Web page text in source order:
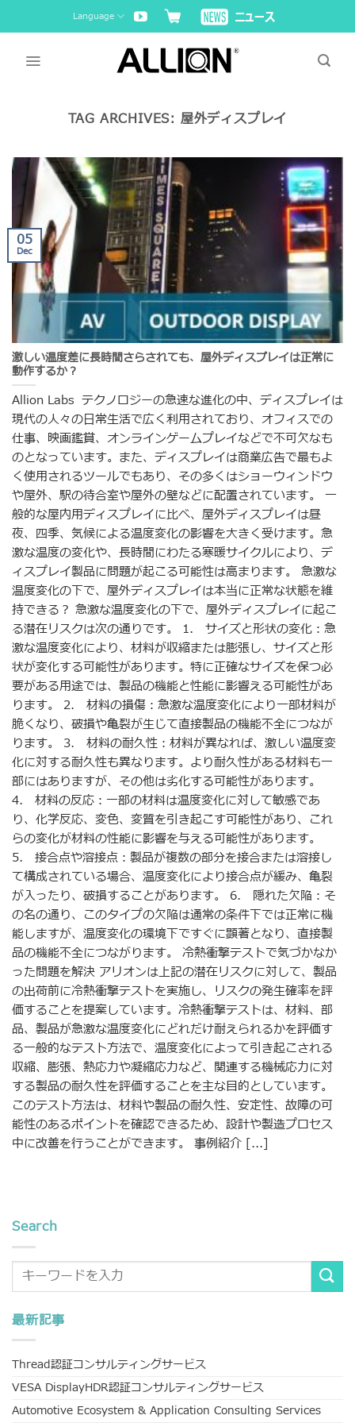
to
Language
TAG ARCHIVES: 屋外ディスプレイ
激しい温度差に長時間さらされても、屋外ディスプレイは正常に
動作するか？
Allion Labs テクノロジーの急速な進化の中、ディスプレイは
現代の人々の日常生活で広く利用されており、オフィスでの
仕事、映画鑑賞、オンラインゲームプレイなどで不可欠なも
のとなっています。また、ディスプレイは商業広告で最もよ
く使用されるツールでもあり、その多くはショーウィンドウ
や屋外、駅の待合室や屋外の壁などに配置されています。 一
般的な屋内用ディスプレイに比べ、屋外ディスプレイは昼
夜、四季、気候による温度変化の影響を大きく受けます。急
激な温度の変化や、長時間にわたる寒暖サイクルにより、デ
ィスプレイ製品に問題が起こる可能性は高まります。 急激な
温度変化の下で、屋外ディスプレイは本当に正常な状態を維
持できる？ 急激な温度変化の下で、屋外ディスプレイに起こ
る潜在リスクは次の通りです。 1. サイズと形状の変化：急
激な温度変化により、材料が収縮または膨張し、サイズと形
状が変化する可能性があります。特に正確なサイズを保つ必
要がある用途では、製品の機能と性能に影響える可能性があ
ります。 2. 材料の損傷：急激な温度変化により一部材料が
脆くなり、破損や亀裂が生じて直接製品の機能不全につなが
ります。 3. 材料の耐久性：材料が異なれば、激しい温度変
化に対する耐久性も異なります。より耐久性がある材料も一
部にはありますが、その他は劣化する可能性があります。
4. 材料の反応：一部の材料は温度変化に対して敏感であ
り、化学反応、変色、変質を引き起こす可能性があり、これ
らの変化が材料の性能に影響を与える可能性があります。
5. 接合点や溶接点：製品が複数の部分を接合または溶接し
て構成されている場合、温度変化により接合点が緩み、亀裂
が入ったり、破損することがあります。 6. 隠れた欠陥：そ
の名の通り、このタイプの欠陥は通常の条件下では正常に機
能しますが、温度変化の環境下ですぐに顕著となり、直接製
品の機能不全につながります。 冷熱衝撃テストで気づかなか
った問題を解決 アリオンは上記の潜在リスクに対して、製品
の出荷前に冷熱衝撃テストを実施し、リスクの発生確率を評
価することを提案しています。冷熱衝撃テストは、材料、部
品、製品が急激な温度変化にどれだけ耐えられるかを評価す
る一般的なテスト方法で、温度変化によって引き起こされる
収縮、膨張、熱応力や凝縮応力など、関連する機械応力に対
する製品の耐久性を評価することを主な目的としています。
このテスト方法は、材料や製品の耐久性、安定性、故障の可
能性のあるポイントを確認できるため、設計や製造プロセス
中に改善を行うことができます。 事例紹介 [...]
05
Dec
Search
最新記事
Thread認証コンサルティングサービス
VESA DisplayHDR認証コンサルティングサービス
Automotive Ecosystem & Application Consulting Services